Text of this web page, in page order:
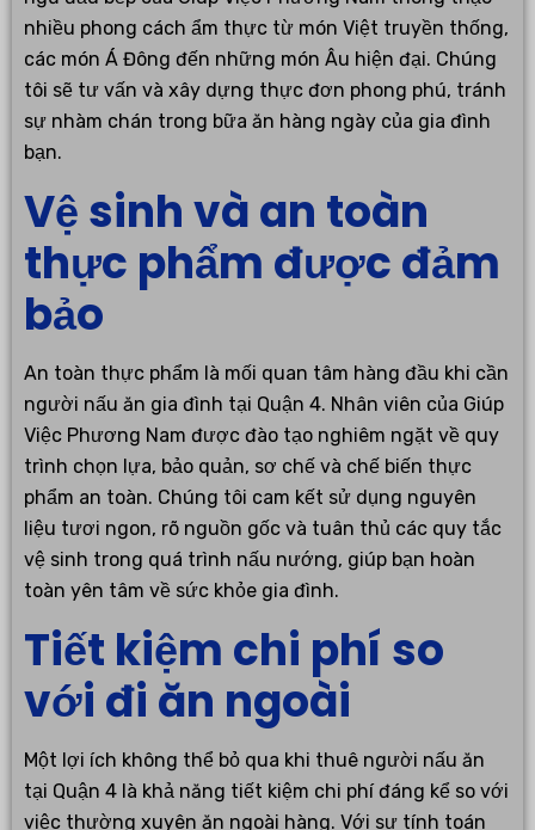
nhiều phong cách ẩm thực từ món Việt truyền thống,
các món Á Đông đến những món Âu hiện đại. Chúng
tôi sẽ tư vấn và xây dựng thực đơn phong phú, tránh
sự nhàm chán trong bữa ăn hàng ngày của gia đình
bạn.
Vệ sinh và an toàn
thực phẩm được đảm
bảo
An toàn thực phẩm là mối quan tâm hàng đầu khi cần
người nấu ăn gia đình tại Quận 4. Nhân viên của Giúp
Việc Phương Nam được đào tạo nghiêm ngặt về quy
trình chọn lựa, bảo quản, sơ chế và chế biến thực
phẩm an toàn. Chúng tôi cam kết sử dụng nguyên
liệu tươi ngon, rõ nguồn gốc và tuân thủ các quy tắc
vệ sinh trong quá trình nấu nướng, giúp bạn hoàn
toàn yên tâm về sức khỏe gia đình.
Tiết kiệm chi phí so
với đi ăn ngoài
Một lợi ích không thể bỏ qua khi thuê người nấu ăn
tại Quận 4 là khả năng tiết kiệm chi phí đáng kể so với
việc thường xuyên ăn ngoài hàng. Với sự tính toán